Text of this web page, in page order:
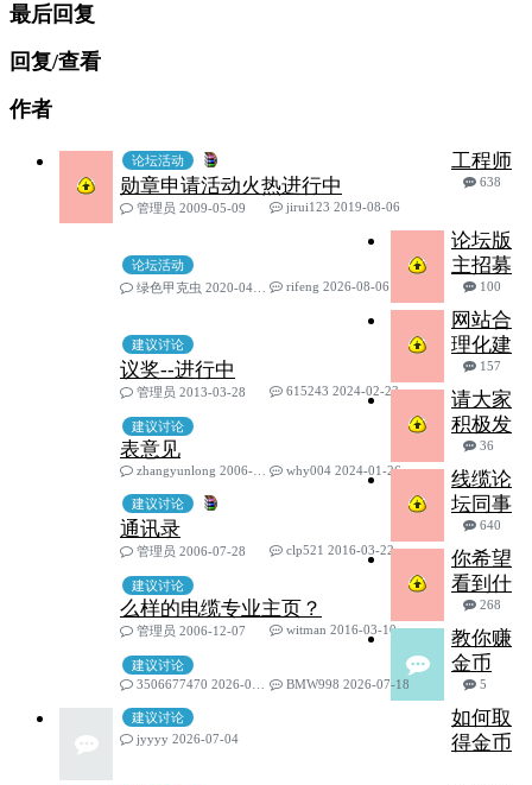
最后回复
回复/查看
作者
论坛活动
工程师
勋章申请活动火热进行中
638
管理员 2009-05-09
jirui123 2019-08-06
论坛活动
论坛版
主招募
100
绿色甲克虫 2020-04-03 rifeng 2026-08-06
建议讨论
网站合
理化建
议奖--进行中
157
管理员 2013-03-28
615243 2024-02-23
建议讨论
请大家
积极发
表意见
36
zhangyunlong 2006-09-14
why004 2024-01-26
建议讨论
线缆论
坛同事
通讯录
640
管理员 2006-07-28
clp521 2016-03-22
建议讨论
你希望
看到什
么样的电缆专业主页？
268
管理员 2006-12-07
witman 2016-03-10
建议讨论
教你赚
金币
5
3506677470 2026-06-30 BMW998 2026-07-18
建议讨论
如何取
得金币
jyyyy 2026-07-04